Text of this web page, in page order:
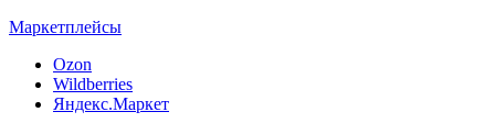
Маркетплейсы
Ozon
Wildberries
Яндекс.Маркет